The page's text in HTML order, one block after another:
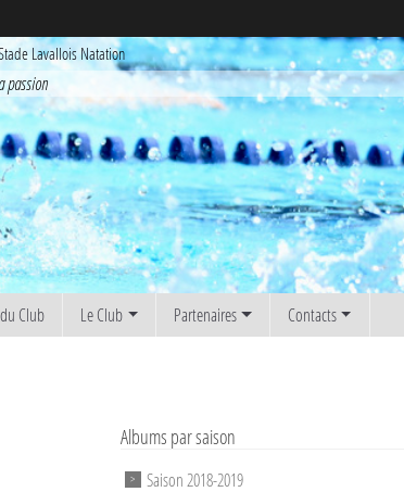
Lavallois Natation
passion
Club Le Club Partenaires Contacts
Albums par saison
Saison 2018-2019